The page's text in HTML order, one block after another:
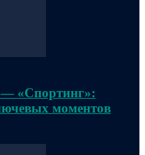
«Спортинг»:
моментов